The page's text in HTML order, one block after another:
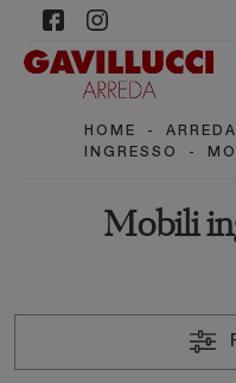
HOME -
INGRESSO
-
Mobili